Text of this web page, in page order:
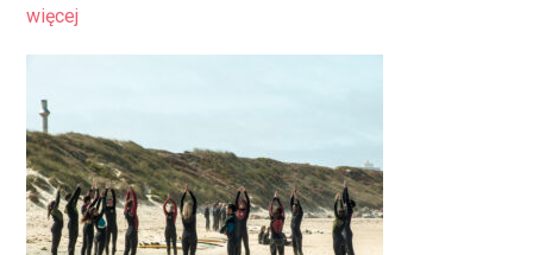
więcej